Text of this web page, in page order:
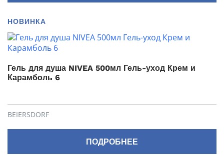
НОВИНКА
Гель для душа NIVEA 500мл Гель-уход Крем и
Карамболь 6
BEIERSDORF
ПОДРОБНЕЕ